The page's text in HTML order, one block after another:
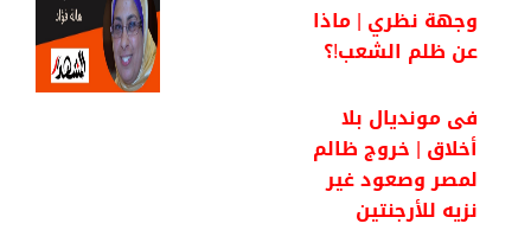
وجهة نظري | ماذا
عن ظلم الشعب!؟
فى مونديال بلا
أخلاق | خروج ظالم
لمصر وصعود غير
نزيه للأرجنتين